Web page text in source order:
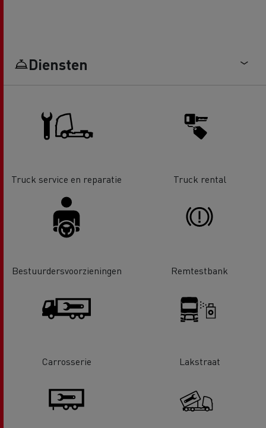
Diensten
Truck service en reparatie Truck rental
Bestuurdersvoorzieningen Remtestbank
Carrosserie Lakstraat